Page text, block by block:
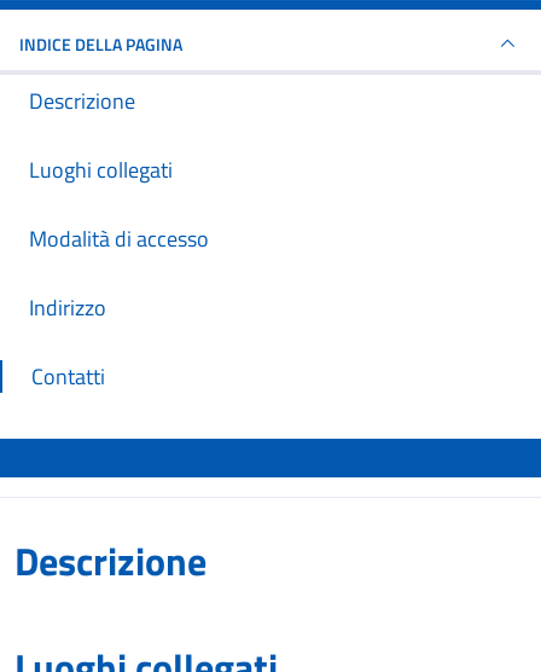
INDICE DELLA PAGINA
Descrizione
Luoghi collegati
Modalità di accesso
Indirizzo
Contatti
Descrizione